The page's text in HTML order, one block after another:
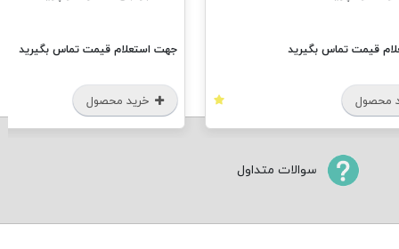
قیمت تماس بگیرید
محصول
جهت استعلام قیمت تماس بگیرید
خرید محصول
سوالات متداول